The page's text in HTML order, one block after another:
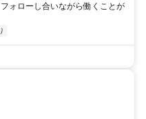
ォローし合いながら働くことが